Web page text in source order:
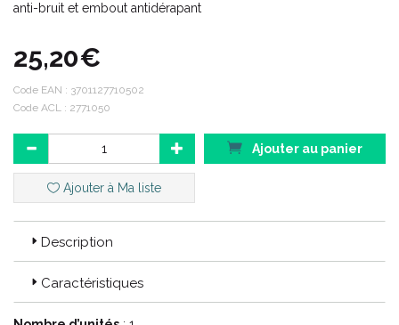
anti-bruit et embout antidérapant
25,20€
Code EAN : 3701127710502
Code ACL : 2771050
Ajouter au panier
Ajouter à Ma liste
Description
Caractéristiques